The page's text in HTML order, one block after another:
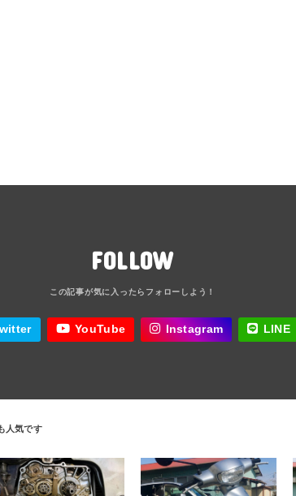
FOLLOW
YouTube Instagram LINE